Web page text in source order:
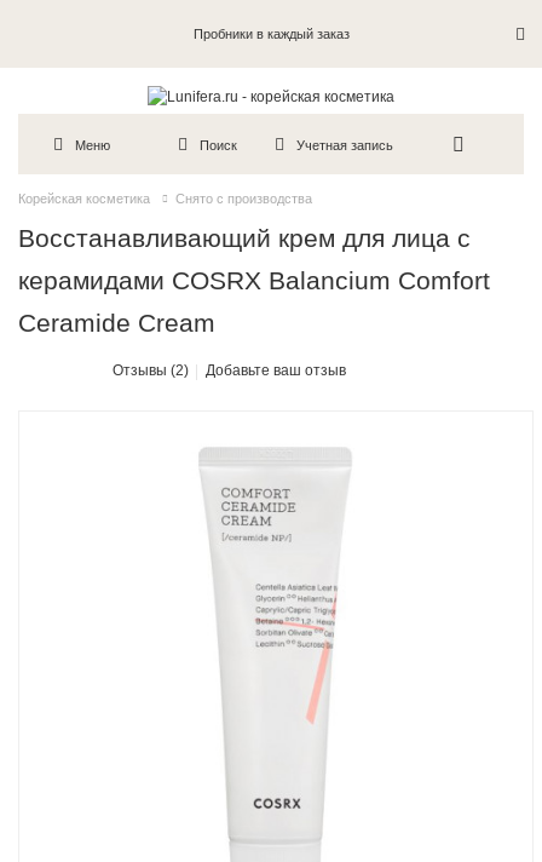
Пробники в каждый заказ
Меню Поиск Учетная запись
Корейская косметика Снято с производства
Восстанавливающий крем для лица с
керамидами COSRX Balancium Comfort
Ceramide Cream
Отзывы (2) Добавьте ваш отзыв